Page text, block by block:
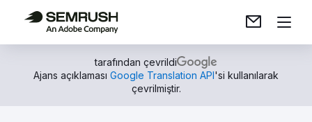
tarafından çevrildi
Ajans açıklaması Google Translation API'si kullanılarak
çevrilmiştir.